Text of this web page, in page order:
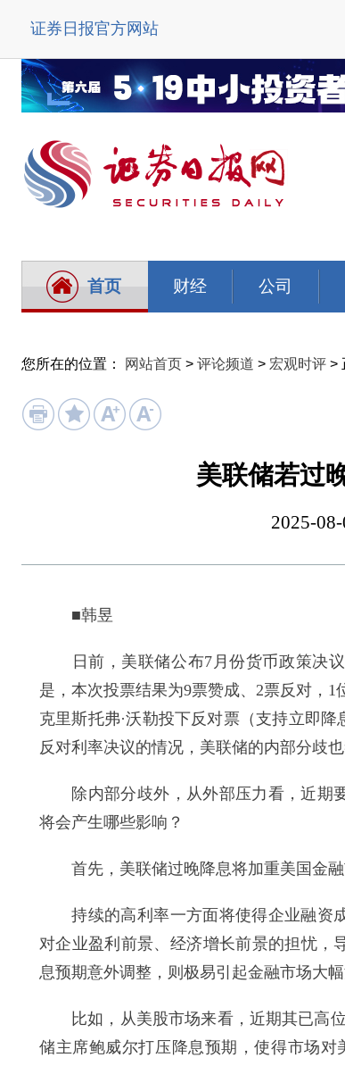
证券日报官方网站
首页 财经 公司
您所在的位置： 网站首页 > 评论频道 > 宏观时评 >
美联储若过
2025-
■韩昱
日前，美联储公布7月份货币政策决议
是，本次投票结果为9票赞成、2票反对，
克里斯托弗·沃勒投下反对票（支持立即
反对利率决议的情况，美联储的内部分歧也
除内部分歧外，从外部压力看，近期要
将会产生哪些影响？
首先，美联储过晚降息将加重美国金融
持续的高利率一方面将使得企业融资
对企业盈利前景、经济增长前景的担忧，
息预期意外调整，则极易引起金融市场大幅
比如，从美股市场来看，近期其已高位
储主席鲍威尔打压降息预期，使得市场对